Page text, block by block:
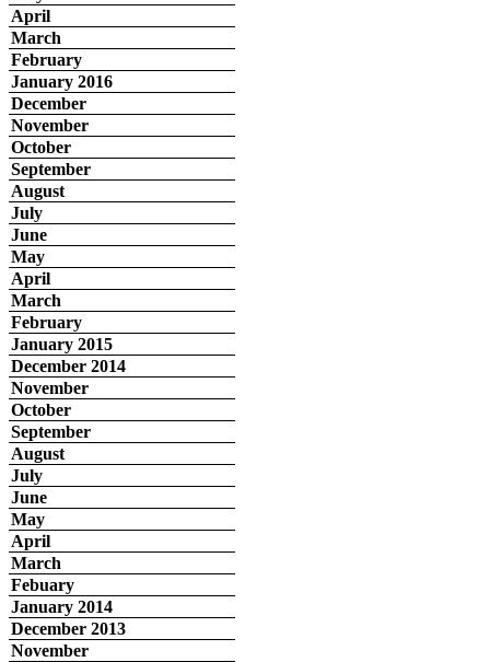
April
March
February
January 2016
December
November
October
September
August
July
June
May
April
March
February
January 2015
December 2014
November
October
September
August
July
June
May
April
March
Febuary
January 2014
December 2013
November